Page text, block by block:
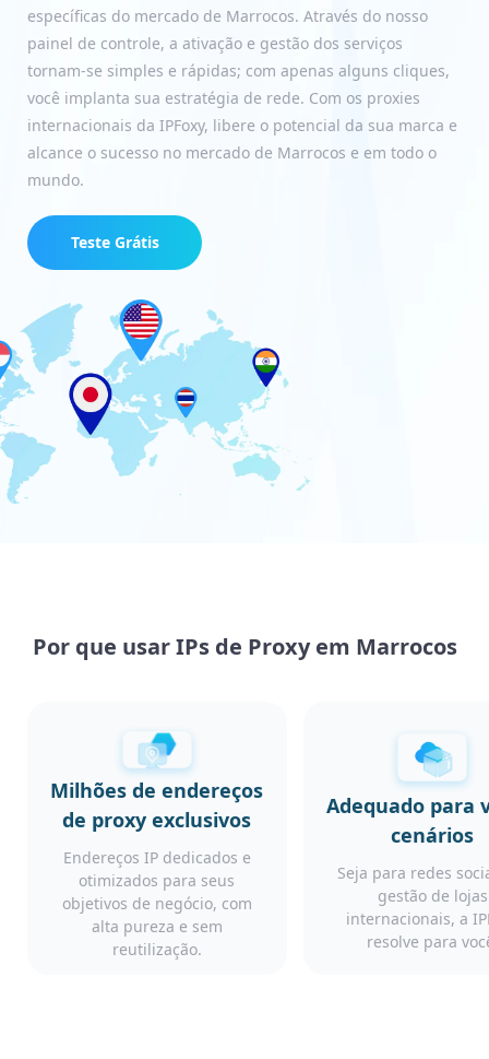
específicas do mercado de Marrocos. Através do nosso
painel de controle, a ativação e gestão dos serviços
tornam-se simples e rápidas; com apenas alguns cliques,
você implanta sua estratégia de rede. Com os proxies
internacionais da IPFoxy, libere o potencial da sua marca e
alcance o sucesso no mercado de Marrocos e em todo o
mundo.
Teste Grátis
Por que usar IPs de Proxy em Marrocos
Milhões de endereços
de proxy exclusivos
Endereços IP dedicados e
otimizados para seus
objetivos de negócio, com
alta pureza e sem
reutilização.
Adequado para
cenários
Seja para redes
gestão de lojas
internacionais, a
resolve para